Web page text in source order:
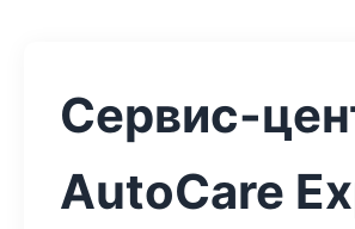
Сервис-
AutoCare